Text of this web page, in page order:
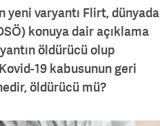
yeni varyantı Flirt, dünyada
konuya dair açıklama
öldürücü olup
19 kabusunun geri
öldürücü mü?